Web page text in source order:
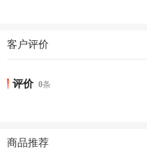
客户评价
评价 0条
商品推荐